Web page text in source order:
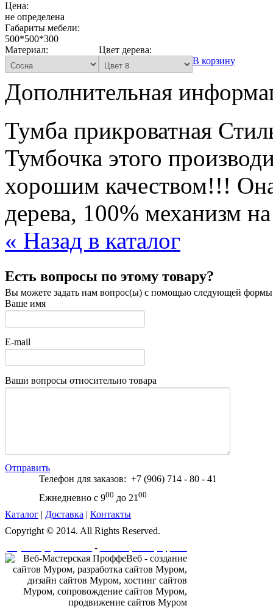
Цена:
не определена
Габариты мебели:
500*500*300
Материал:
Цвет дерева:
В корзину
Дополнительная
Тумба прикроватная
Тумбочка этого
хорошим качеством!!!
дерева, 100% механизм
« Назад в каталог
Есть вопросы по этому товару?
Вы можете задать нам вопрос(ы) с помощью следующей
Ваше имя
E-mail
Ваши вопросы относительно товара
Отправить
Телефон для заказов: +7 (906) 714 - 80 - 41
Ежнедневно с 900 до 21 00
Каталог | Доставка | Контакты
Copyright © 2014. All Rights Reserved.
-